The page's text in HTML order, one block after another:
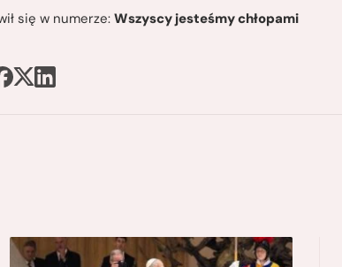
się w numerze:Wszyscy jesteśmy chłopami